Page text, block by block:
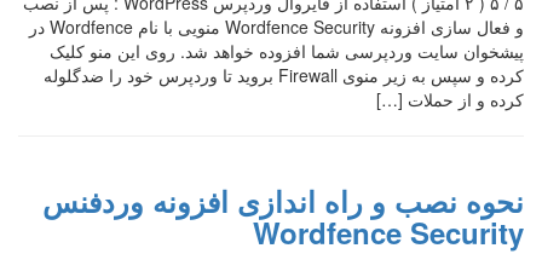
و فعال سازی افزونه Wordfence Security منویی با نام Wordfence در
پیشخوان سایت وردپرسی شما افزوده خواهد شد. روی این منو کلیک
کرده و سپس به زیر منوی Firewall بروید تا وردپرس خود را ضدگلوله
کرده و از حملات […]
نحوه نصب و راه اندازی افزونه وردفنس
Wordfence Security